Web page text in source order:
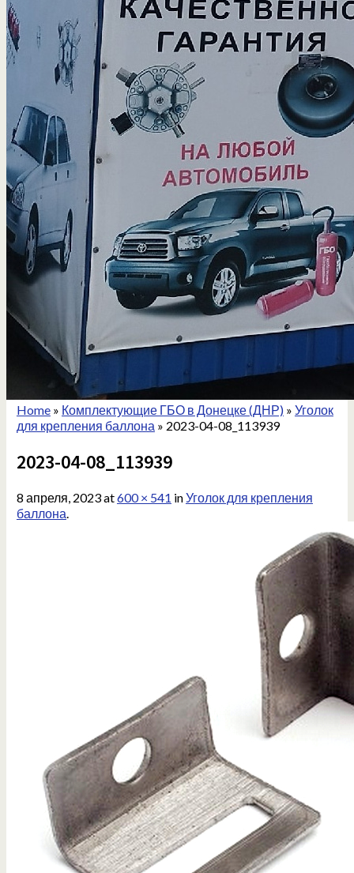
Home» Комплектующие ГБО в Донецке (ДНР)» Уголок
для крепления баллона » 2023-04-08_113939
2023-04-08_113939
8 апреля, 2023at600 × 541 inУголок для крепления
баллона.